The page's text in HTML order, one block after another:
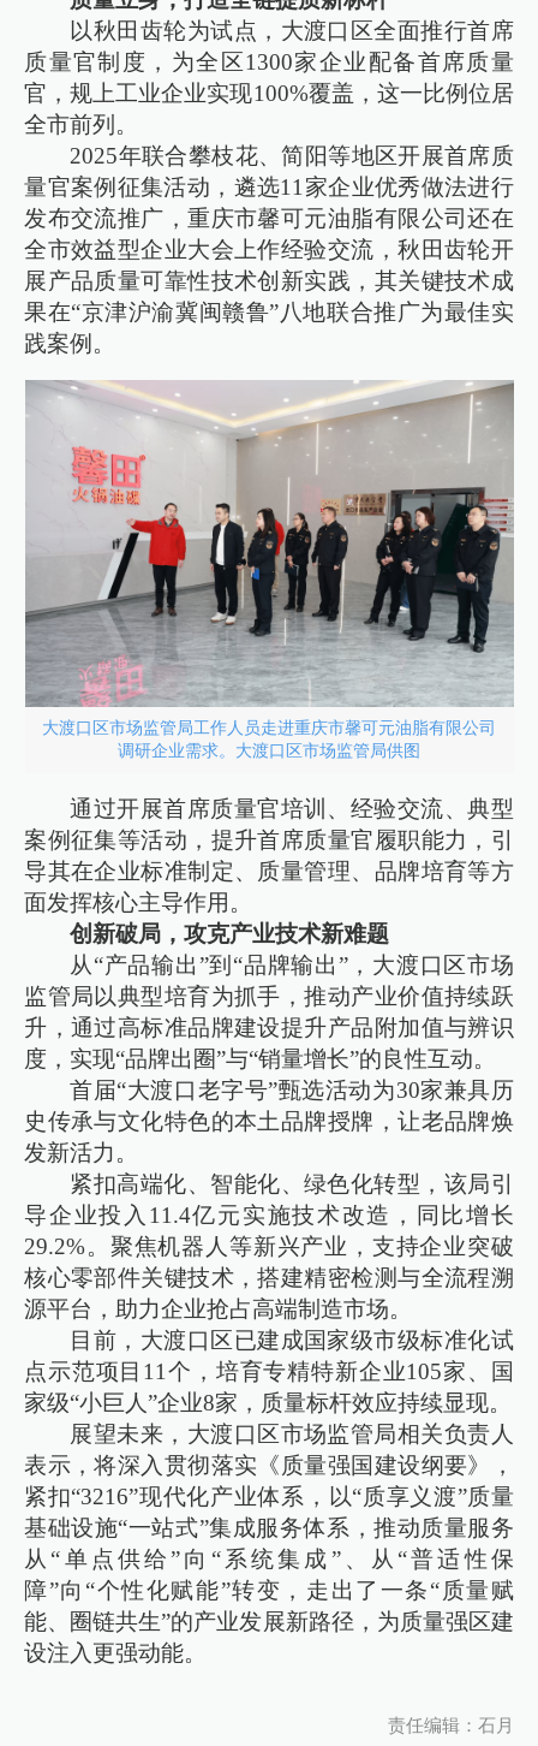
以秋田齿轮为试点，大渡口区全面推行首席
质量官制度，为全区1300家企业配备首席质量
官，规上工业企业实现100%覆盖，这一比例位居
全市前列。
2025年联合攀枝花、简阳等地区开展首席质
量官案例征集活动，遴选11家企业优秀做法进行
发布交流推广，重庆市馨可元油脂有限公司还在
全市效益型企业大会上作经验交流，秋田齿轮开
展产品质量可靠性技术创新实践，其关键技术成
果在“京津沪渝冀闽赣鲁”八地联合推广为最佳实
践案例。
大渡口区市场监管局工作人员走进重庆市馨可元油脂有限公司
调研企业需求。大渡口区市场监管局供图
通过开展首席质量官培训、经验交流、典型
案例征集等活动，提升首席质量官履职能力，引
导其在企业标准制定、质量管理、品牌培育等方
面发挥核心主导作用。
创新破局，攻克产业技术新难题
从“产品输出”到“品牌输出”，大渡口区市场
监管局以典型培育为抓手，推动产业价值持续跃
升，通过高标准品牌建设提升产品附加值与辨识
度，实现“品牌出圈”与“销量增长”的良性互动。
首届“大渡口老字号”甄选活动为30家兼具历
史传承与文化特色的本土品牌授牌，让老品牌焕
发新活力。
紧扣高端化、智能化、绿色化转型，该局引
导企业投入11.4亿元实施技术改造，同比增长
29.2%。聚焦机器人等新兴产业，支持企业突破
核心零部件关键技术，搭建精密检测与全流程溯
源平台，助力企业抢占高端制造市场。
目前，大渡口区已建成国家级市级标准化试
点示范项目11个，培育专精特新企业105家、国
家级“小巨人”企业8家，质量标杆效应持续显现。
展望未来，大渡口区市场监管局相关负责人
表示，将深入贯彻落实《质量强国建设纲要》，
紧扣“3216”现代化产业体系，以“质享义渡”质量
基础设施“一站式”集成服务体系，推动质量服务
从“单点供给”向“系统集成”、从“普适性保
障”向“个性化赋能”转变，走出了一条“质量赋
能、圈链共生”的产业发展新路径，为质量强区建
设注入更强动能。
责任编辑：石月